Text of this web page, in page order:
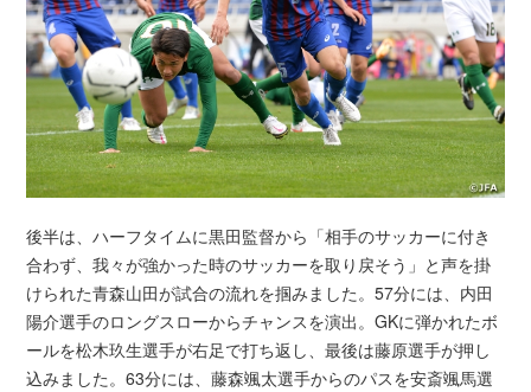
後半は、ハーフタイムに黒田監督から「相手のサッカーに付き
合わず、我々が強かった時のサッカーを取り戻そう」と声を掛
けられた青森山田が試合の流れを掴みました。57分には、内田
陽介選手のロングスローからチャンスを演出。GKに弾かれたボ
ールを松木玖生選手が右足で打ち返し、最後は藤原選手が押し
込みました。63分には、藤森颯太選手からのパスを安斎颯馬選